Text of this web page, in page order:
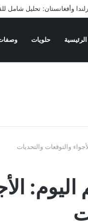
وأفغانستان: تحليل شامل
الرئيسية حلويات
والتوقعات والتحديات